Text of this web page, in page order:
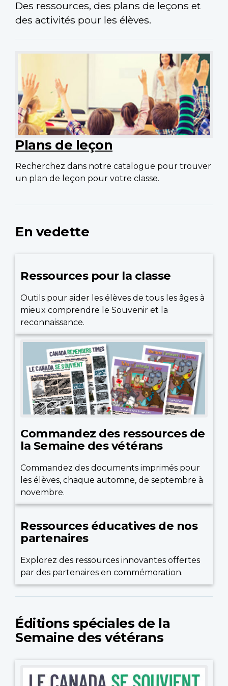
Des ressources, des plans de leçons et
des activités pour les élèves.
Plans de leçon
Recherchez dans notre catalogue pour trouver
un plan de leçon pour votre classe.
En vedette
Ressources pour la classe
Outils pour aider les élèves de tous les âges à
mieux comprendre le Souvenir et la
reconnaissance.
Commandez des ressources de
la Semaine des vétérans
Commandez des documents imprimés pour
les élèves, chaque automne, de septembre à
novembre.
Ressources éducatives de nos
partenaires
Explorez des ressources innovantes offertes
par des partenaires en commémoration.
Éditions spéciales de la
Semaine des vétérans